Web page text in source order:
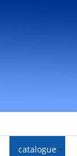
catalogue